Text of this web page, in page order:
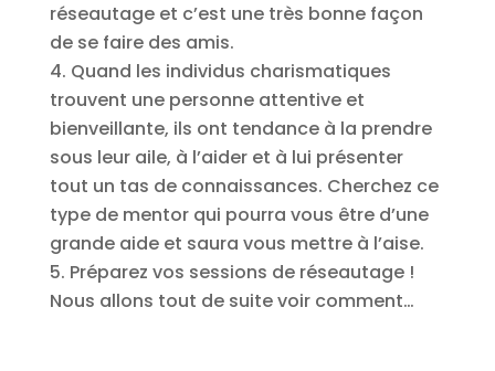
réseautage et c’est une très bonne façon
de se faire des amis.
Quand les individus charismatiques
trouvent une personne attentive et
bienveillante, ils ont tendance à la prendre
sous leur aile, à l’aider et à lui présenter
tout un tas de connaissances. Cherchez ce
type de mentor qui pourra vous être d’une
grande aide et saura vous mettre à l’aise.
Préparez vos sessions de réseautage !
Nous allons tout de suite voir comment…